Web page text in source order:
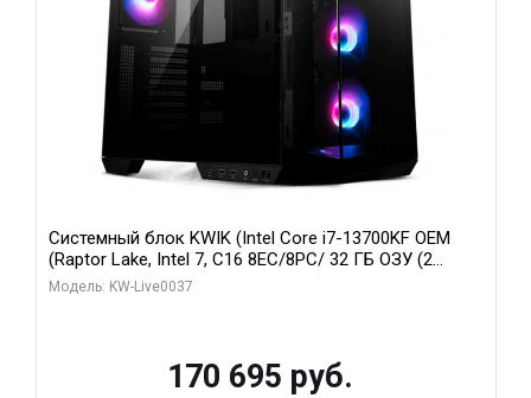
Системный блок KWIK (Intel Core i7-13700KF OEM
(Raptor Lake, Intel 7, C16 8EC/8PC/ 32 ГБ ОЗУ (2
модуля)/ Gigabyte RTX5070 AERO OC 12GB GDDR7
Модель: KW-Live0037
170 695 руб.